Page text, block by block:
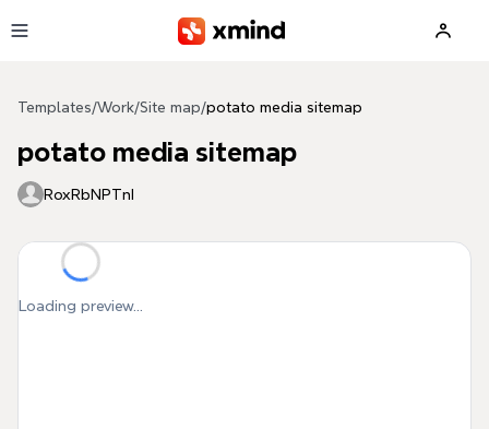
Templates/Work/Site map/potato media sitemap
potato media sitemap
RoxRbNPTnI
Loading preview...